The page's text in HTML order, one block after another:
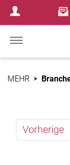
Login Menu
MEHR
Vorherige